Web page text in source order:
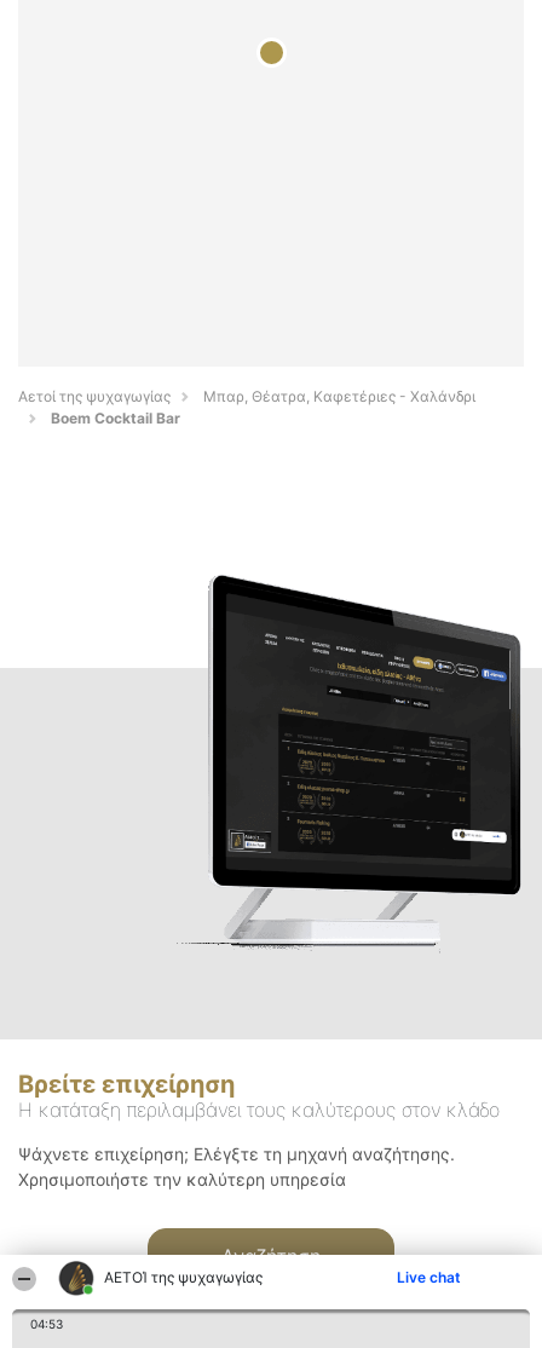
ΑΕΤΟΊ της ψυχαγωγίας Live chat
04:53
Αετοί της ψυχαγωγίας
Μπαρ, Θέατρα, Καφετέριες - Χαλάνδρι
Boem Cocktail Bar
Βρείτε επιχείρηση
Η κατάταξη περιλαμβάνει τους καλύτερους στον κλάδο
Ψάχνετε επιχείρηση; Ελέγξτε τη μηχανή αναζήτησης.
Χρησιμοποιήστε την καλύτερη υπηρεσία
Αναζήτηση